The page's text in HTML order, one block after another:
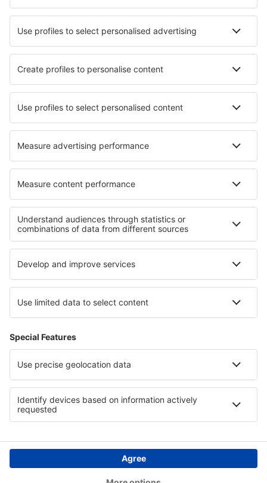
Hotels in Marktsteft Hotels in Ouddorp
Hotels in Sweet Springs Hotels in Easton
Hotels in Breuil-Cervinia
Hotels in Aquitanien Hotels in Ile-de-France
Hotels in Côte d’Azur Hotels on Ko Lanta
Hotels in Mährische Walachei
Hotels in Nationalpark Karkonosze Hotels in Central Balkan
Hotels in Katar